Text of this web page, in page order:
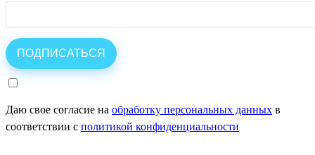
Даю свое согласие на обработку персональных данных в
соответствии с политикой конфиденциальности